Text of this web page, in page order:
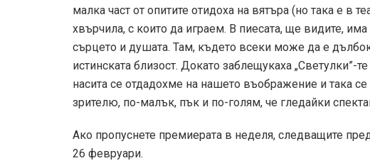
малка част от опитите отидоха на вятъра (но така е в
хвърчила, с които да играем. В пиесата, ще видите,
сърцето и душата. Там, където всеки може да е
истинската близост. Докато заблещукаха „Светулки”-
насита се отдадохме на нашето въображение и така
зрителю, по-малък, пък и по-голям, че гледайки
Ако пропуснете премиерата в неделя, следващите
26 февруари.